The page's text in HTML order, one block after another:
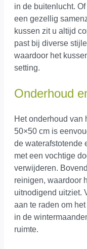
in de buitenlucht.
een gezellig
kussen zit u altijd
past bij diverse
waardoor het
setting.
Onderhoud
Het onderhoud van
50×50 cm is
de waterafstotende
met een vochtige
verwijderen.
reinigen, waardoor
uitnodigend uitziet.
aan te raden om
in de
ruimte.